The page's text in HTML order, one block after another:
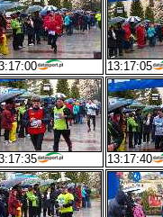
13:17:05
13:17:40